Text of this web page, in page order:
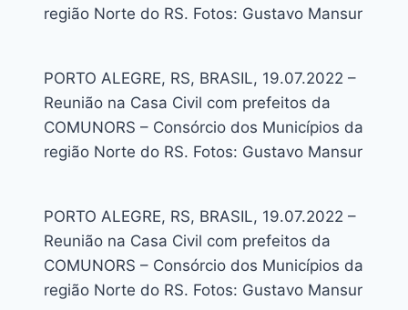
região Norte do RS. Fotos: Gustavo Mansur
PORTO ALEGRE, RS, BRASIL, 19.07.2022 –
Reunião na Casa Civil com prefeitos da
COMUNORS – Consórcio dos Municípios da
região Norte do RS. Fotos: Gustavo Mansur
PORTO ALEGRE, RS, BRASIL, 19.07.2022 –
Reunião na Casa Civil com prefeitos da
COMUNORS – Consórcio dos Municípios da
região Norte do RS. Fotos: Gustavo Mansur